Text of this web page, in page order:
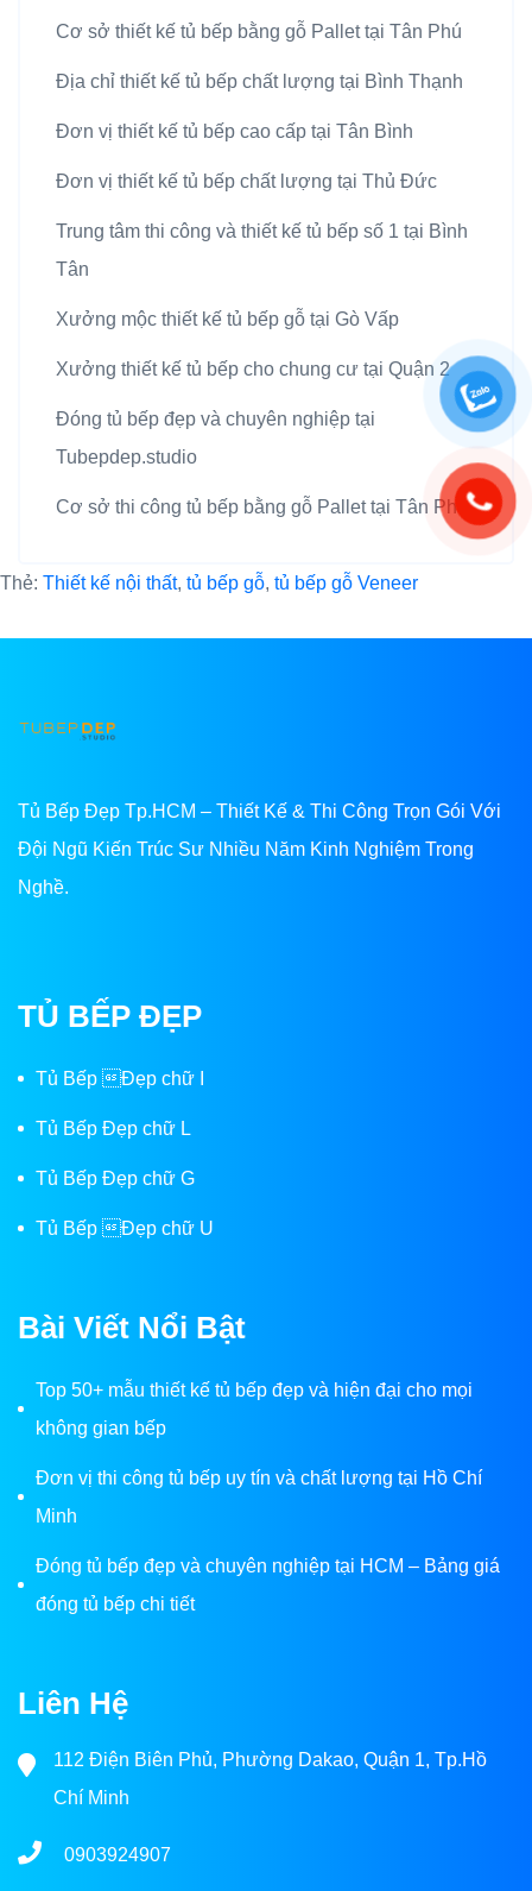
Cơ sở thiết kế tủ bếp bằng gỗ Pallet tại Tân Phú
Địa chỉ thiết kế tủ bếp chất lượng tại Bình Thạnh
Đơn vị thiết kế tủ bếp cao cấp tại Tân Bình
Đơn vị thiết kế tủ bếp chất lượng tại Thủ Đức
Trung tâm thi công và thiết kế tủ bếp số 1 tại Bình
Tân
Xưởng mộc thiết kế tủ bếp gỗ tại Gò Vấp
Xưởng thiết kế tủ bếp cho chung cư tại Quận 2
Đóng tủ bếp đẹp và chuyên nghiệp tại
Tubepdep.studio
Cơ sở thi công tủ bếp bằng gỗ Pallet tại Tân Phú
Thẻ: Thiết kế nội thất, tủ bếp gỗ, tủ bếp gỗ Veneer
Tủ Bếp Đẹp Tp.HCM – Thiết Kế & Thi Công Trọn Gói Với
Đội Ngũ Kiến Trúc Sư Nhiều Năm Kinh Nghiệm Trong
Nghề.
TỦ BẾP ĐẸP
Tủ Bếp Đẹp chữ I
Tủ Bếp Đẹp chữ L
Tủ Bếp Đẹp chữ G
Tủ Bếp Đẹp chữ U
Bài Viết Nổi Bật
Top 50+ mẫu thiết kế tủ bếp đẹp và hiện đại cho mọi
không gian bếp
Đơn vị thi công tủ bếp uy tín và chất lượng tại Hồ Chí
Minh
Đóng tủ bếp đẹp và chuyên nghiệp tại HCM – Bảng giá
đóng tủ bếp chi tiết
Liên Hệ
112 Điện Biên Phủ, Phường Dakao, Quận 1, Tp.Hồ
Chí Minh
0903924907